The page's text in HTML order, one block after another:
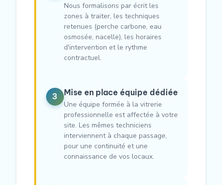
Nous formalisons par écrit les
zones à traiter, les techniques
retenues (perche carbone, eau
osmosée, nacelle), les horaires
d'intervention et le rythme
contractuel.
3 Mise en place équipe dédiée
Une équipe formée à la vitrerie
professionnelle est affectée à votre
site. Les mêmes techniciens
interviennent à chaque passage,
pour une continuité et une
connaissance de vos locaux.